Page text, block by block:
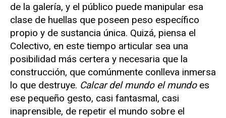
de la galería, y el público puede manipular esa
clase de huellas que poseen peso específico
propio y de sustancia única. Quizá, piensa el
Colectivo, en este tiempo articular sea una
posibilidad más certera y necesaria que la
construcción, que comúnmente conlleva inmersa
lo que destruye. Calcar del mundo el mundo es
ese pequeño gesto, casi fantasmal, casi
inaprensible, de repetir el mundo sobre el